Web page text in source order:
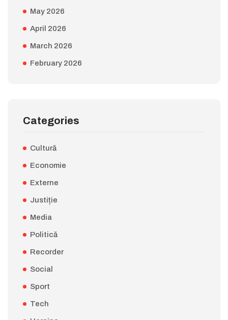
May 2026
April 2026
March 2026
February 2026
Categories
Cultură
Economie
Externe
Justiție
Media
Politică
Recorder
Social
Sport
Tech